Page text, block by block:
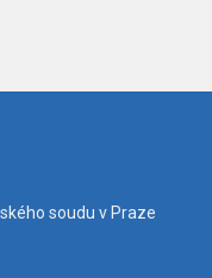
soudu v Praze